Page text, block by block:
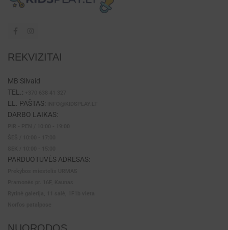
REKVIZITAI
MB Silvaid
TEL.:
EL. PAŠTAS:
DARBO LAIKAS:
PARDUOTUVĖS ADRESAS: